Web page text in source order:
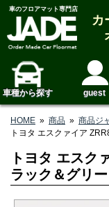
車のフロアマット専門店
カ
車種から探す guest
HOME » 商品 » 商品ジ
トヨタ エスクァイア
トヨタ エスク
ラック＆グリ